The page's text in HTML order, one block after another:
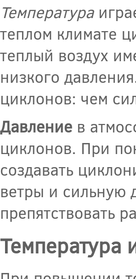
Температура
теплом климате
теплый воздух
низкого
циклонов: чем
Давление в
циклонов. При
создавать
ветры и сильную
препятствовать
Температура